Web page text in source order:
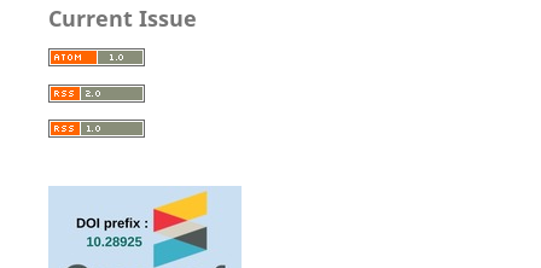
Current Issue